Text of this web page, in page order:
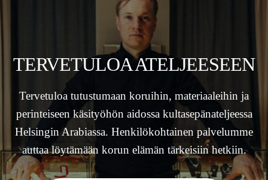
TERVETULOA ATELJEESEEN
Tervetuloa tutustumaan koruihin, materiaaleihin ja
perinteiseen käsityöhön aidossa kultasepänateljeessa
Helsingin Arabiassa. Henkilökohtainen palvelumme
auttaa löytämään korun elämän tärkeisiin hetkiin.